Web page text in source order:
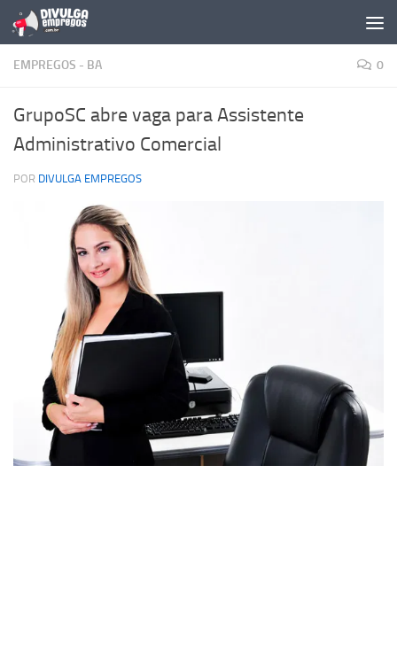
Skip to content
EMPREGOS - BA 0
GrupoSC abre vaga para Assistente
Administrativo Comercial
POR DIVULGA EMPREGOS